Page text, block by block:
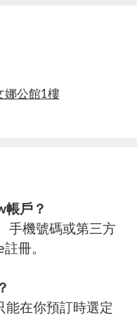
娜公館1樓
帳戶？
手機號碼或第三方
冊。
能在你預訂時選定